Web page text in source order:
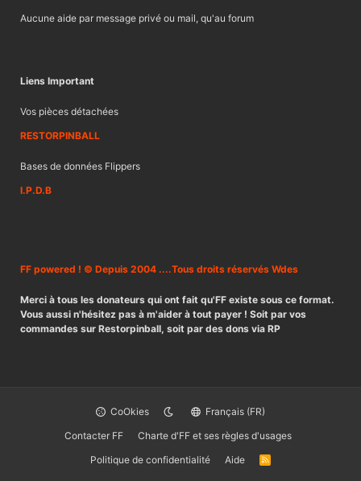
Aucune aide par message privé ou mail, qu'au forum
Liens Important
Vos pièces détachées
RESTORPINBALL
Bases de données Flippers
I.P.D.B
FF powered ! © Depuis 2004 ....Tous droits réservés Wdes
Merci à tous les donateurs qui ont fait qu'FF existe sous ce format.
Vous aussi n'hésitez pas à m'aider à tout payer ! Soit par vos
commandes sur Restorpinball, soit par des dons via RP
CoOkies
Français (FR)
Contacter FF
Charte d'FF et ses règles d'usages
Politique de confidentialité
Aide
R